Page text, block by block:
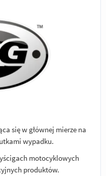
się w głównej mierze na
wypadku.
motocyklowych
produktów.